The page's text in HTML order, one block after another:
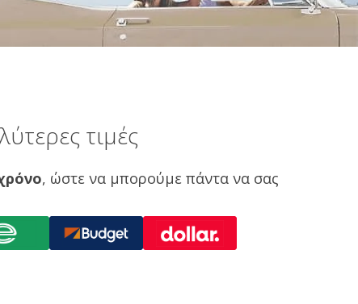
τιμές
, ώστε να μπορούμε πάντα να σας